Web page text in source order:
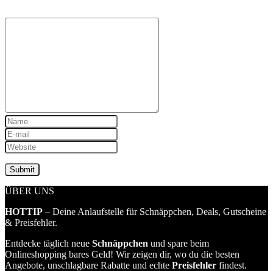
ÜBER UNS
HOTTIP – Deine Anlaufstelle für Schnäppchen, Deals, Gutscheine
& Preisfehler.
Entdecke täglich neue Schnäppchen und spare beim
Onlineshopping bares Geld! Wir zeigen dir, wo du die besten
Angebote, unschlagbare Rabatte und echte Preisfehler findest.